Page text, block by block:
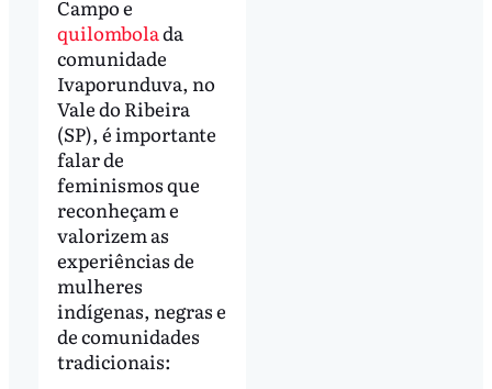
Campo e
quilombolada
comunidade
Ivaporunduva, no
Vale do Ribeira
(SP), é importante
falar de
feminismos que
reconheçam e
valorizem as
experiências de
mulheres
indígenas, negras e
de comunidades
tradicionais: